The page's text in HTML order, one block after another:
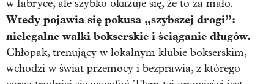
w fabryce, ale szybko okazuje się, że to za mało.
Wtedy pojawia się pokusa „szybszej drogi”:
nielegalne walki bokserskie i ściąganie długów.
Chłopak, trenujący w lokalnym klubie bokserskim,
wchodzi w świat przemocy i bezprawia, z którego